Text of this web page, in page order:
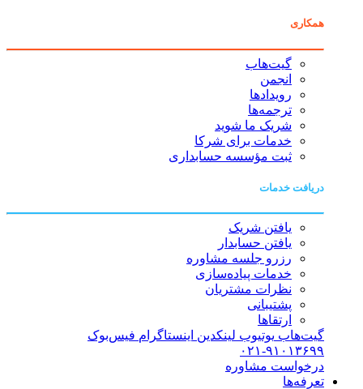
همکاری
گیت‌هاب
انجمن
رویدادها
ترجمه‌ها
شریک ما شوید
خدمات برای شرکا
ثبت مؤسسه حسابداری
دریافت خدمات
یافتن شریک
یافتن حسابدار
رزرو جلسه مشاوره
خدمات پیاده‌سازی
نظرات مشتریان
پشتیبانی
ارتقاها
گیت‌هاب یوتیوب لینکدین اینستاگرام فیس‌بوک
۰۲۱-۹۱۰۱۳۶۹۹
درخواست مشاوره
تعرفه‌ها